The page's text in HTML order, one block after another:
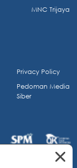
MNC Trijaya
Privacy Policy
Pedoman Media
Siber